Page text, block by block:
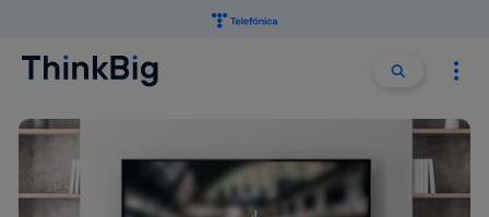
Buscar